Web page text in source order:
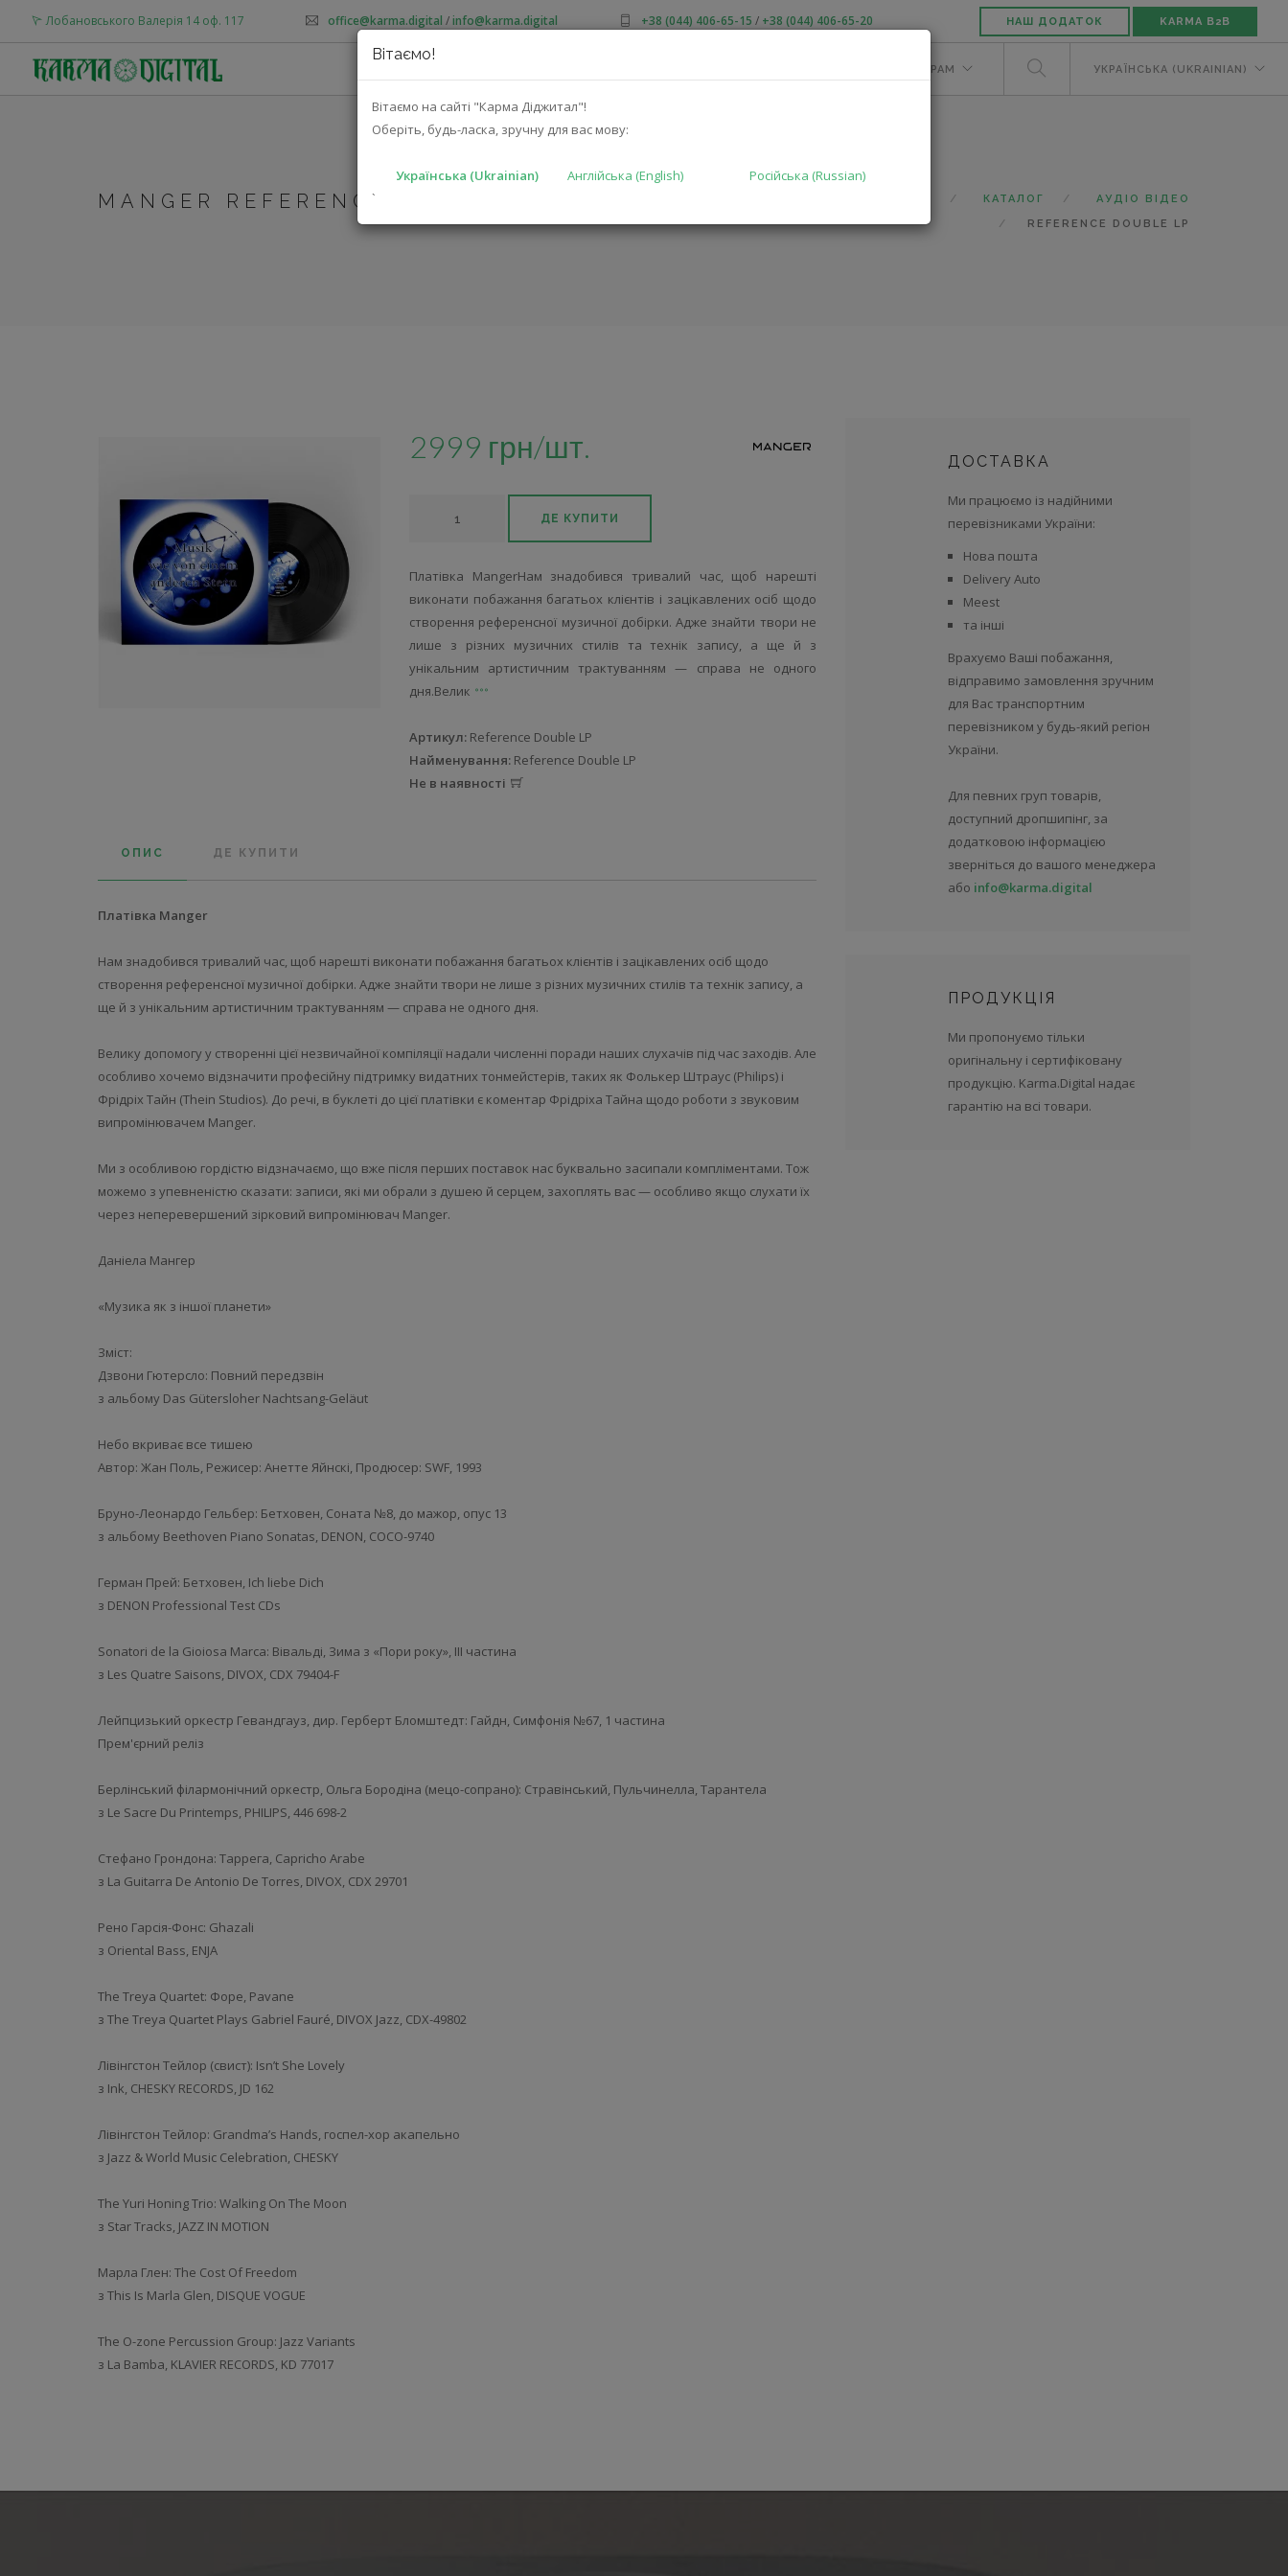
Вітаємо!
Вітаємо на сайті "Карма Діджитал"!
Оберіть, будь-ласка, зручну для вас мову:
Українська (Ukrainian) Англійська (English)
Російська (Russian)
`
Лобановського Валерія 14 оф. 117 office@karma.digital /info@karma.digital +38 (044) 406-65-15 / +38 (044) 406-65-20 НАШ ДОДАТОК KARMA B2B
ДИЛЕРАМ УКРАЇНСЬКА (UKRAINIAN)
MANGER REFERENCE DOUBLE LP КАТАЛОГ
АУДІО ВІДЕО
REFERENCE DOUBLE LP
2999 грн/шт.
ДЕ КУПИТИ
Платівка MangerНам знадобився тривалий час, щоб нарешті
виконати побажання багатьох клієнтів і зацікавлених осіб щодо
створення референсної музичної добірки. Адже знайти твори не
лише з різних музичних стилів та технік запису, а ще й з
унікальним артистичним трактуванням — справа не одного
дня.Велик
Артикул: Reference Double LP
Найменування: Reference Double LP
Не в наявності
ОПИС ДЕ КУПИТИ
Платівка Manger
Нам знадобився тривалий час, щоб нарешті виконати побажання багатьох клієнтів і зацікавлених осіб щодо
створення референсної музичної добірки. Адже знайти твори не лише з різних музичних стилів та технік запису, а
ще й з унікальним артистичним трактуванням — справа не одного дня.
Велику допомогу у створенні цієї незвичайної компіляції надали численні поради наших слухачів під час заходів. Але
особливо хочемо відзначити професійну підтримку видатних тонмейстерів, таких як Фолькер Штраус (Philips) і
Фрідріх Тайн (Thein Studios). До речі, в буклеті до цієї платівки є коментар Фрідріха Тайна щодо роботи з звуковим
випромінювачем Manger.
Ми з особливою гордістю відзначаємо, що вже після перших поставок нас буквально засипали компліментами. Тож
можемо з упевненістю сказати: записи, які ми обрали з душею й серцем, захоплять вас — особливо якщо слухати їх
через неперевершений зірковий випромінювач Manger.
Даніела Мангер
«Музика як з іншої планети»
Зміст:
Дзвони Гютерсло: Повний передзвін
з альбому Das Gütersloher Nachtsang-Geläut
Небо вкриває все тишею
Автор: Жан Поль, Режисер: Анетте Яйнскі, Продюсер: SWF, 1993
Бруно-Леонардо Гельбер: Бетховен, Соната №8, до мажор, опус 13
з альбому Beethoven Piano Sonatas, DENON, COCO-9740
Герман Прей: Бетховен, Ich liebe Dich
з DENON Professional Test CDs
Sonatori de la Gioiosa Marca: Вівальді, Зима з «Пори року», ІІІ частина
з Les Quatre Saisons, DIVOX, CDX 79404-F
Лейпцизький оркестр Гевандгауз, дир. Герберт Бломштедт: Гайдн, Симфонія №67, 1 частина
Прем'єрний реліз
Берлінський філармонічний оркестр, Ольга Бородіна (мецо-сопрано): Стравінський, Пульчинелла, Тарантела
з Le Sacre Du Printemps, PHILIPS, 446 698-2
Стефано Грондона: Таррега, Capricho Arabe
з La Guitarra De Antonio De Torres, DIVOX, CDX 29701
Рено Гарсія-Фонс: Ghazali
з Oriental Bass, ENJA
The Treya Quartet: Форе, Pavane
з The Treya Quartet Plays Gabriel Fauré, DIVOX Jazz, CDX-49802
Лівінгстон Тейлор (свист): Isn’t She Lovely
з Ink, CHESKY RECORDS, JD 162
Лівінгстон Тейлор: Grandma’s Hands, госпел-хор акапельно
з Jazz & World Music Celebration, CHESKY
The Yuri Honing Trio: Walking On The Moon
з Star Tracks, JAZZ IN MOTION
Марла Глен: The Cost Of Freedom
з This Is Marla Glen, DISQUE VOGUE
The O-zone Percussion Group: Jazz Variants
з La Bamba, KLAVIER RECORDS, KD 77017
ДОСТАВКА
Ми працюємо із надійними
перевізниками України:
Нова пошта
Delivery Auto
Meest
та інші
Врахуємо Ваші побажання,
відправимо замовлення зручним
для Вас транспортним
перевізником у будь-який регіон
України.
Для певних груп товарів,
доступний дропшипінг, за
додатковою інформацією
зверніться до вашого менеджера
або info@karma.digital
ПРОДУКЦІЯ
Ми пропонуємо тільки
оригінальну і сертифіковану
продукцію. Karma.Digital надає
гарантію на всі товари.